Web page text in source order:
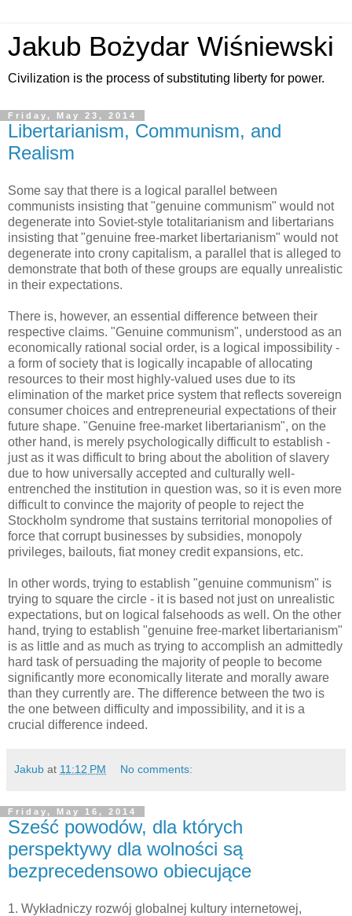
Jakub Bożydar Wiśniewski
Civilization is the process of substituting liberty for power.
Friday, May 23, 2014
Libertarianism, Communism, and
Realism
Some say that there is a logical parallel between
communists insisting that "genuine communism" would not
degenerate into Soviet-style totalitarianism and libertarians
insisting that "genuine free-market libertarianism" would not
degenerate into crony capitalism, a parallel that is alleged to
demonstrate that both of these groups are equally unrealistic
in their expectations.
There is, however, an essential difference between their
respective claims. "Genuine communism", understood as an
economically rational social order, is a logical impossibility -
a form of society that is logically incapable of allocating
resources to their most highly-valued uses due to its
elimination of the market price system that reflects sovereign
consumer choices and entrepreneurial expectations of their
future shape. "Genuine free-market libertarianism", on the
other hand, is merely psychologically difficult to establish -
just as it was difficult to bring about the abolition of slavery
due to how universally accepted and culturally well-
entrenched the institution in question was, so it is even more
difficult to convince the majority of people to reject the
Stockholm syndrome that sustains territorial monopolies of
force that corrupt businesses by subsidies, monopoly
privileges, bailouts, fiat money credit expansions, etc.
In other words, trying to establish "genuine communism" is
trying to square the circle - it is based not just on unrealistic
expectations, but on logical falsehoods as well. On the other
hand, trying to establish "genuine free-market libertarianism"
is as little and as much as trying to accomplish an admittedly
hard task of persuading the majority of people to become
significantly more economically literate and morally aware
than they currently are. The difference between the two is
the one between difficulty and impossibility, and it is a
crucial difference indeed.
Jakub at 11:12 PM No comments:
Friday, May 16, 2014
Sześć powodów, dla których
perspektywy dla wolności są
bezprecedensowo obiecujące
1. Wykładniczy rozwój globalnej kultury internetowej,